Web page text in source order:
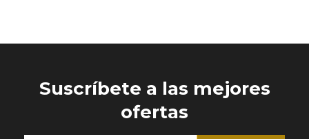
Suscríbete a las mejores
ofertas